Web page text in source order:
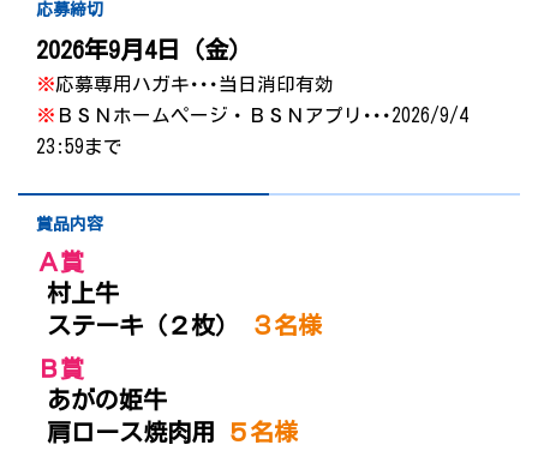
応募締切
2026年9月4日（金）
※応募専用ハガキ･･･当日消印有効
※ ＢＳＮホームページ・ＢＳＮアプリ･･･2026/9/4
23:59まで
賞品内容
Ａ賞
村上牛
ステーキ（２枚）
３名様
Ｂ賞
あがの姫牛
肩ロース焼肉用
５名様